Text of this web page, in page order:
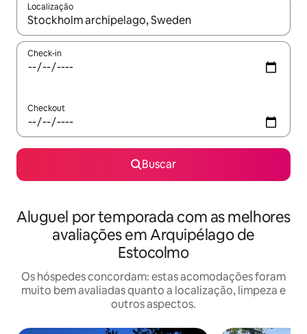
Localização
Quando os resultados estiverem disponíveis, explore-os
Check-in
Checkout
Buscar
Aluguel por temporada com as melhores
avaliações em Arquipélago de
Estocolmo
Os hóspedes concordam: estas acomodações foram
muito bem avaliadas quanto a localização, limpeza e
outros aspectos.